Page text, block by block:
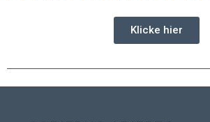
Klicke hier